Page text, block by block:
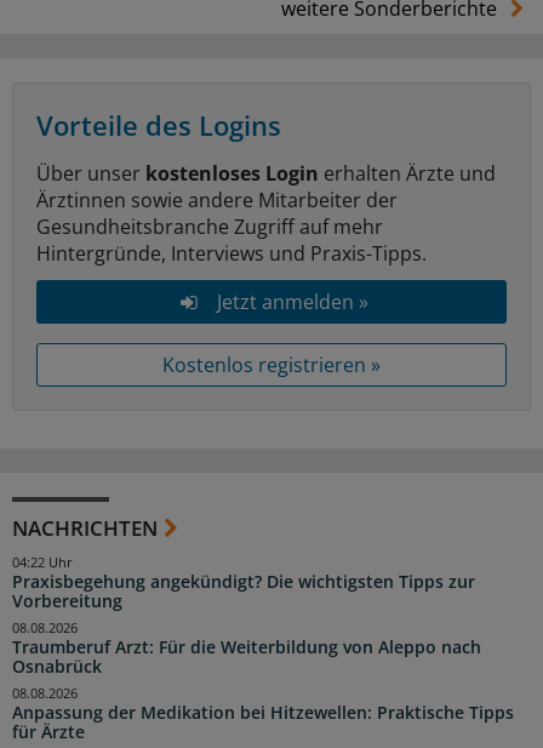
weitere Sonderberichte
Vorteile des Logins
Über unser kostenloses Login erhalten Ärzte und
Ärztinnen sowie andere Mitarbeiter der
Gesundheitsbranche Zugriff auf mehr
Hintergründe, Interviews und Praxis-Tipps.
Jetzt anmelden »
Kostenlos registrieren »
NACHRICHTEN
Praxisbegehung angekündigt? Die wichtigsten Tipps zur
Vorbereitung
04:22 Uhr
Traumberuf Arzt: Für die Weiterbildung von Aleppo nach
Osnabrück
08.08.2026
Anpassung der Medikation bei Hitzewellen: Praktische Tipps
für Ärzte
08.08.2026